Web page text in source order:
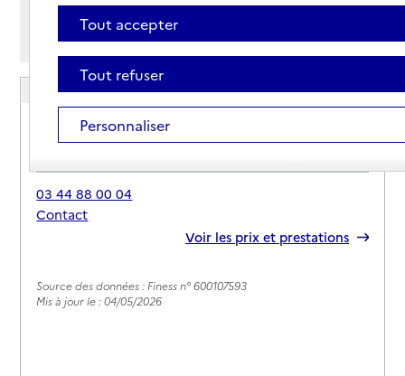
Afficher les résultats par:
Mode liste
Mode carte
EHPAD Le Beau Regard
Adresse
15 rue Beauregard
60440-Nanteuil-le-Haudouin
03 44 88 00 04
Contact
Voir les prix et prestations
Source des données : Finess n° 600107593
Mis à jour le : 04/05/2026
Tout accepter
Tout refuser
Personnaliser